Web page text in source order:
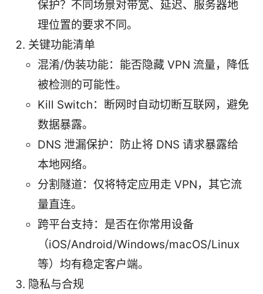
保护？不同场景对带宽、延迟、服务器地
理位置的要求不同。
关键功能清单
混淆/伪装功能：能否隐藏 VPN 流量，降低
被检测的可能性。
Kill Switch：断网时自动切断互联网，避免
数据暴露。
DNS 泄漏保护：防止将 DNS 请求暴露给
本地网络。
分割隧道：仅将特定应用走 VPN，其它流
量直连。
跨平台支持：是否在你常用设备
（iOS/Android/Windows/macOS/Linux
等）均有稳定客户端。
隐私与合规